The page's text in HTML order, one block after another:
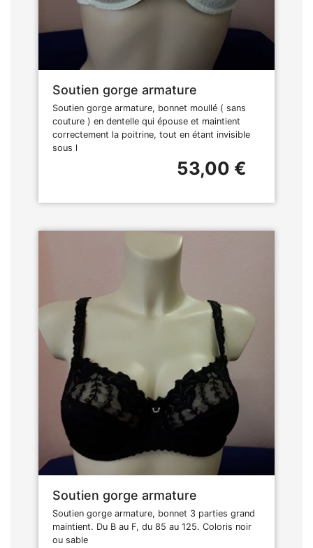
Soutien gorge armature
Soutien gorge armature, bonnet moullé ( sans
couture ) en dentelle qui épouse et maintient
correctement la poitrine, tout en étant invisible
sous l
53,00 €
Soutien gorge armature
Soutien gorge armature, bonnet 3 parties grand
maintient. Du B au F, du 85 au 125. Coloris noir
ou sable